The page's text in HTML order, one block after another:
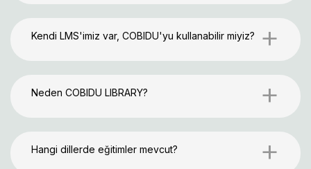
Kendi LMS'imiz var, COBIDU'yu kullanabilir miyiz? +
Neden COBIDU LIBRARY? +
Hangi dillerde eğitimler mevcut? +